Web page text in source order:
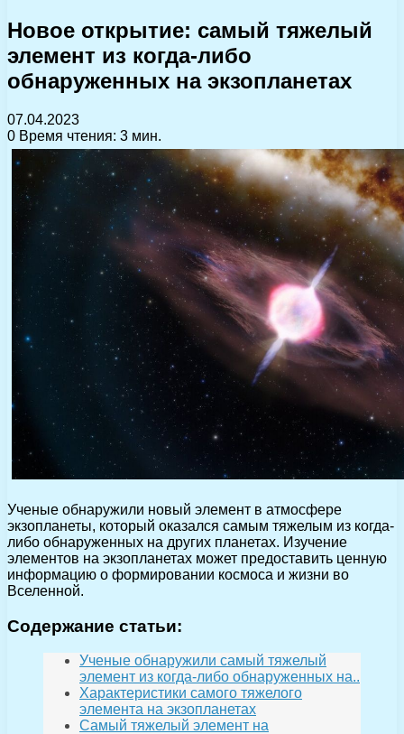
Новое открытие: самый тяжелый
элемент из когда-либо
обнаруженных на экзопланетах
07.04.2023
0 Время чтения: 3 мин.
Ученые обнаружили новый элемент в атмосфере
экзопланеты, который оказался самым тяжелым из когда-
либо обнаруженных на других планетах. Изучение
элементов на экзопланетах может предоставить ценную
информацию о формировании космоса и жизни во
Вселенной.
Содержание статьи:
Ученые обнаружили самый тяжелый
элемент из когда-либо обнаруженных на..
Характеристики самого тяжелого
элемента на экзопланетах
Самый тяжелый элемент на